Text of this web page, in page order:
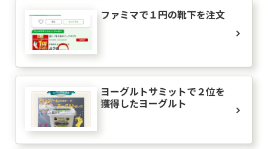
ファミマで１円の靴下を注文
ヨーグルトサミットで２位を
獲得したヨーグルト